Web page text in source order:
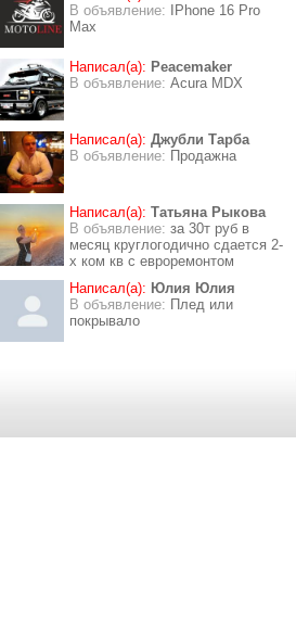
В объявление:
IPhone 16 Pro
Max
Написал(а): Peacemaker
В объявление: Acura MDX
Написал(а): Джубли Тарба
В объявление: Продажна
Написал(а): Татьяна Рыкова
В объявление: за 30т руб в
месяц круглогодично сдается 2-
х ком кв с евроремонтом
Написал(а): Юлия Юлия
В объявление: Плед или
покрывало